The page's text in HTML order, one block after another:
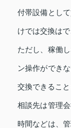
付帯設備とし
けでは交換はで
ただし、稼働
ン操作ができ
交換できること
相談先は管理
時間などは、